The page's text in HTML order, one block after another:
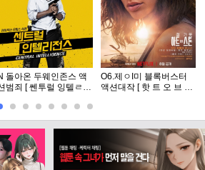
돌아온 두웨인존스 액
범죄 [ 쎈투럴 잉텔ㄹ1
O6.제ㅇI미 블록버스터
액션대작 [ 핫 트 오 브 스